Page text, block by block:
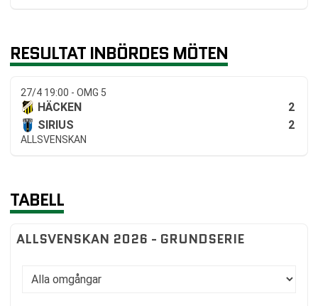
RESULTAT INBÖRDES MÖTEN
27/4 19:00 - OMG 5
HÄCKEN
2
SIRIUS
2
ALLSVENSKAN
TABELL
ALLSVENSKAN 2026 - GRUNDSERIE